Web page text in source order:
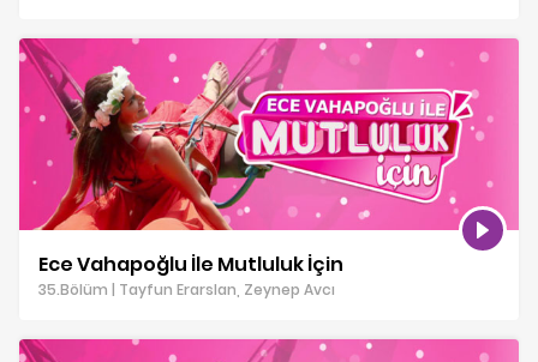
Ece Vahapoğlu İle Mutluluk İçin
35.Bölüm | Tayfun Erarslan, Zeynep Avcı